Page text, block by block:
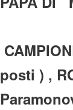
posti ) ,